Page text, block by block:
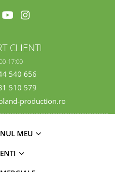
CLIENTI
17:00
540 656
510 579
production.ro
MEU